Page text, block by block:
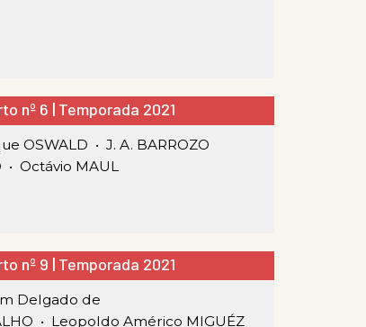
nº 6 | Temporada 2021
OSWALD •J. A. BARROZO
•Octávio MAUL
nº 9 | Temporada 2021
Delgado de
• Leopoldo Américo MIGUÉZ